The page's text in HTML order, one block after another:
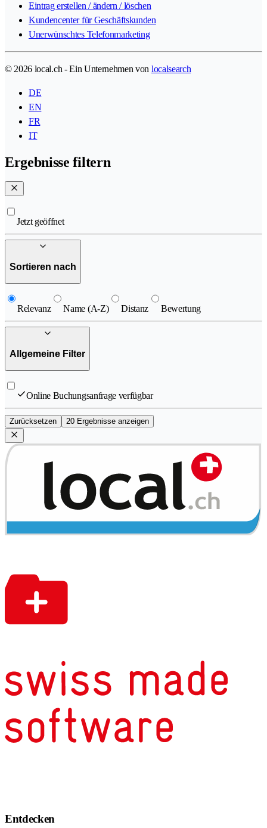
Eintrag erstellen / ändern / löschen
Kundencenter für Geschäftskunden
Unerwünschtes Telefonmarketing
© 2026 local.ch - Ein Unternehmen von localsearch
DE
EN
FR
IT
Ergebnisse filtern
Jetzt geöffnet
Sortieren nach
Relevanz Name (A-Z) Distanz Bewertung
Allgemeine Filter
Online Buchungsanfrage verfügbar
Zurücksetzen 20 Ergebnisse anzeigen
Entdecken